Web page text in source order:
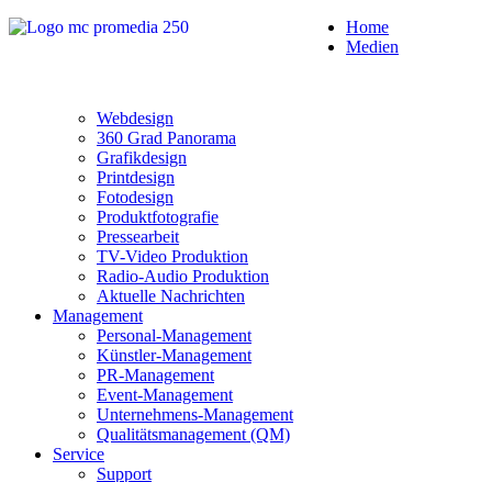
Home
Medien
Webdesign
360 Grad Panorama
Grafikdesign
Printdesign
Fotodesign
Produktfotografie
Pressearbeit
TV-Video Produktion
Radio-Audio Produktion
Aktuelle Nachrichten
Management
Personal-Management
Künstler-Management
PR-Management
Event-Management
Unternehmens-Management
Qualitätsmanagement (QM)
Service
Support